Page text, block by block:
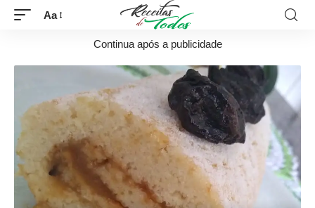
Aa
Continua após a publicidade